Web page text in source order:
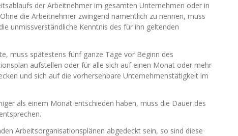
der Arbeitnehmer im gesamten Unternehmen oder in
die Arbeitnehmer zwingend namentlich zu nennen, muss
unmissverständliche Kenntnis des für ihn geltenden
muss spätestens fünf ganze Tage vor Beginn des
aufstellen oder für alle sich auf einen Monat oder mehr
und sich auf die vorhersehbare Unternehmenstätigkeit im
als einem Monat entschieden haben, muss die Dauer des
Arbeitsorganisationsplänen abgedeckt sein, so sind diese